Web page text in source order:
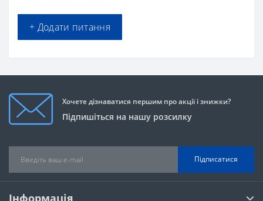
+ Додати питання
Хочете дізнаватися першим про акції і знижки?
Підпишіться на нашу розсилку
Підписатися
Інформація